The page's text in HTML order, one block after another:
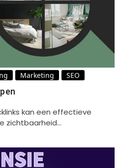
Marketing SEO
kan een effectieve
zichtbaarheid…